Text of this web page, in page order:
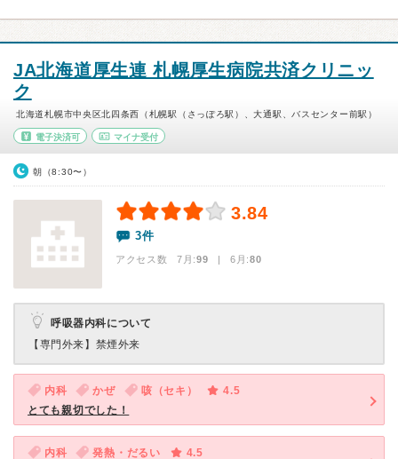
JA北海道厚生連 札幌厚生病院共済クリニッ
ク
北海道札幌市中央区北四条西（札幌駅（さっぽろ駅）、大通駅、バスセンター前駅）
電子決済可 マイナ受付
朝（8:30〜）
3.84
3件
アクセス数 7月:99 | 6月:80
呼吸器内科について
【専門外来】 禁煙外来
内科 かぜ 咳（セキ）
4.5
とても親切でした！
内科 発熱・だるい
4.5